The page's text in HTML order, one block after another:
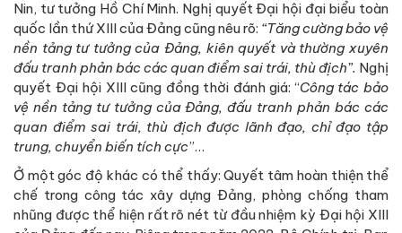
Nin, tư tưởng Hồ Chí Minh. Nghị quyết Đại hội đại biểu toàn
quốc lần thứ XIII của Đảng cũng nêu rõ: “Tăng cường bảo vệ
nền tảng tư tưởng của Đảng, kiên quyết và thường xuyên
đấu tranh phản bác các quan điểm sai trái, thù địch”. Nghị
quyết Đại hội XIII cũng đồng thời đánh giá: “Công tác bảo
vệ nền tảng tư tưởng của Đảng, đấu tranh phản bác các
quan điểm sai trái, thù địch được lãnh đạo, chỉ đạo tập
trung, chuyển biến tích cực”…
Ở một góc độ khác có thể thấy: Quyết tâm hoàn thiện thể
chế trong công tác xây dựng Đảng, phòng chống tham
nhũng được thể hiện rất rõ nét từ đầu nhiệm kỳ Đại hội XIII